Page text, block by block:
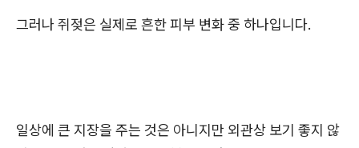
그러나 쥐젖은 실제로 흔한 피부 변화 중 하나입니다.
일상에 큰 지장을 주는 것은 아니지만 외관상 보기 좋지 않